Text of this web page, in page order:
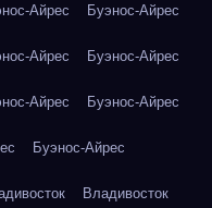
Айрес Буэнос-Айрес
Айрес Буэнос-Айрес
Айрес Буэнос-Айрес
Буэнос-Айрес
Владивосток